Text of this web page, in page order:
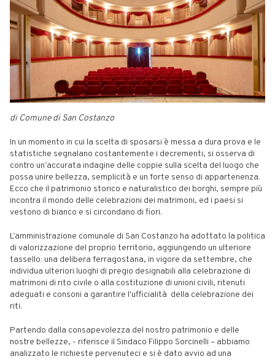
di Comune di San Costanzo
In un momento in cui la scelta di sposarsi è messa a dura prova e le
statistiche segnalano costantemente i decrementi, si osserva di
contro un’accurata indagine delle coppie sulla scelta del luogo che
possa unire bellezza, semplicità e un forte senso di appartenenza.
Ecco che il patrimonio storico e naturalistico dei borghi, sempre più
incontra il mondo delle celebrazioni dei matrimoni, ed i paesi si
vestono di bianco e si circondano di fiori.
L’amministrazione comunale di San Costanzo ha adottato la politica
di valorizzazione del proprio territorio, aggiungendo un ulteriore
tassello: una delibera ferragostana, in vigore da settembre, che
individua ulteriori luoghi di pregio designabili alla celebrazione di
matrimoni di rito civile o alla costituzione di unioni civili, ritenuti
adeguati e consoni a garantire l'ufficialità della celebrazione dei
riti.
Partendo dalla consapevolezza del nostro patrimonio e delle
nostre bellezze, - riferisce il Sindaco Filippo Sorcinelli – abbiamo
analizzato le richieste pervenuteci e si è dato avvio ad una